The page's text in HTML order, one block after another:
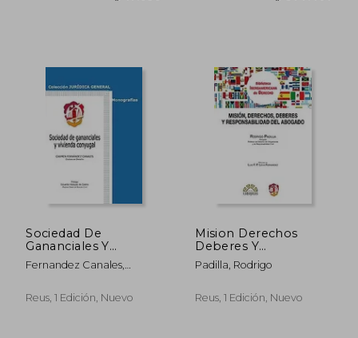
Sociedad De
Gananciales Y
Vivienda Conyugal
Fernandez Canales,
Reus, 1 Edición, Nuevo
Mision Derechos
Deberes Y
Responsabilidad Del
Abogado
Padilla, Rodrigo
Reus, 1 Edición, Nuevo